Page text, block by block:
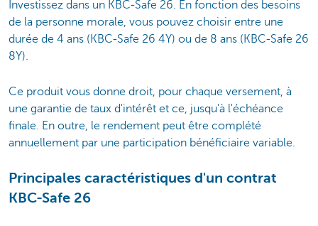
Investissez dans un KBC-Safe 26. En fonction des besoins
de la personne morale, vous pouvez choisir entre une
durée de 4 ans (KBC-Safe 26 4Y) ou de 8 ans (KBC-Safe 26
8Y).
Ce produit vous donne droit, pour chaque versement, à
une garantie de taux d'intérêt et ce, jusqu'à l'échéance
finale. En outre, le rendement peut être complété
annuellement par une participation bénéficiaire variable.
Principales caractéristiques d'un contrat
KBC-Safe 26